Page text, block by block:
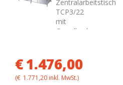
€1.476,00
(€ 1.771,20 inkl. MwSt.)